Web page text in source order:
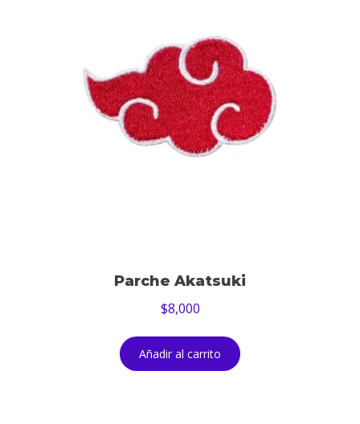
Parche Akatsuki
$8,000
Añadir al carrito